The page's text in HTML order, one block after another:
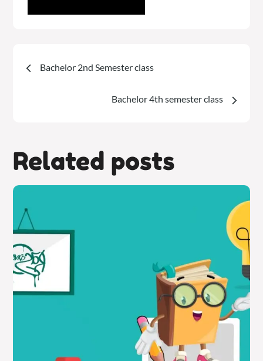
Navegación
Bachelor 2nd Semester class
Bachelor 4th semester class
Related posts